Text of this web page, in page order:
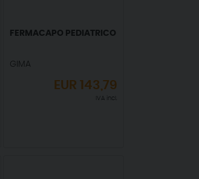
FERMACAPO PEDIATRICO
GIMA
EUR 143,79
IVA incl.